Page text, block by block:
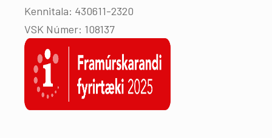
Kennitala: 430611-2320
VSK Númer: 108137